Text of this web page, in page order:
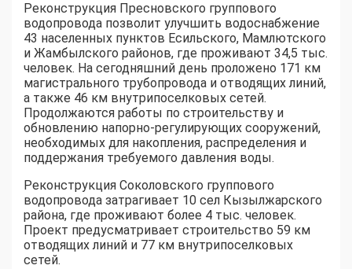
Реконструкция Пресновского группового
водопровода позволит улучшить водоснабжение
43 населенных пунктов Есильского, Мамлютского
и Жамбылского районов, где проживают 34,5 тыс.
человек. На сегодняшний день проложено 171 км
магистрального трубопровода и отводящих линий,
а также 46 км внутрипоселковых сетей.
Продолжаются работы по строительству и
обновлению напорно-регулирующих сооружений,
необходимых для накопления, распределения и
поддержания требуемого давления воды.
Реконструкция Соколовского группового
водопровода затрагивает 10 сел Кызылжарского
района, где проживают более 4 тыс. человек.
Проект предусматривает строительство 59 км
отводящих линий и 77 км внутрипоселковых
сетей.